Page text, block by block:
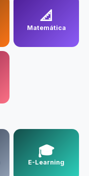
📐
Matemática
🎓
E-Learning